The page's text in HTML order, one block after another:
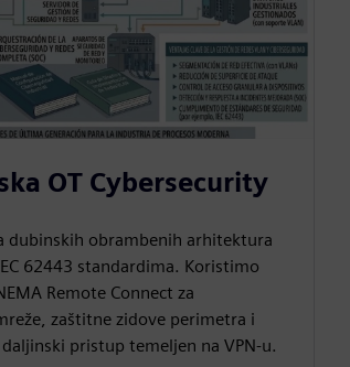
OT Cybersecurity
dubinskih obrambenih arhitektura
62443 standardima. Koristimo
Remote Connect za
zaštitne zidove perimetra i
pristup temeljen na VPN-u.